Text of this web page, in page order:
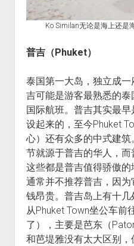
Ko Similan无论是海上还是
普吉（ Phuket）
泰国第一大岛，独立成
吉可能是游客最熟悉的
国际航班。普吉其实最
设起来的，至今Phuket
心）还有众多的中式建
节就源于普吉的华人，而
这些都是普吉值得骄傲
通常并不推荐普吉，因
钱昂贵。普吉岛上有十
从Phuket Town坐公车前
了），主要是芭东（
和芭堤雅没有太大区别